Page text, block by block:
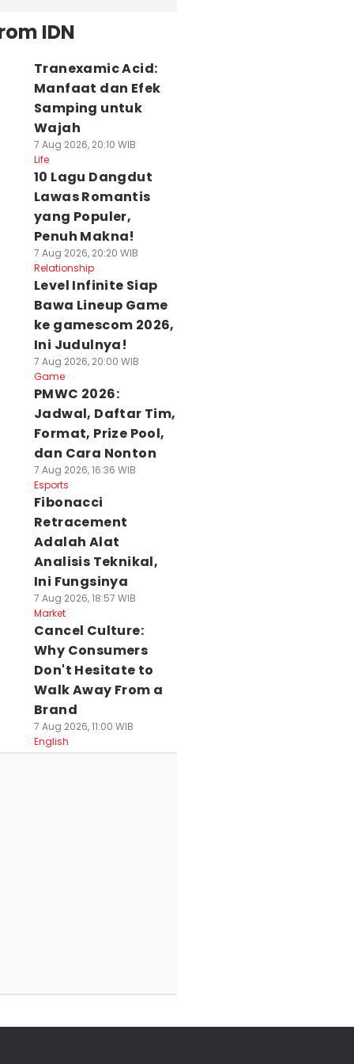
IDN
Tranexamic Acid:
Manfaat dan Efek
Samping untuk
Wajah
7 Aug 2026, 20:10 WIB
Life
10 Lagu Dangdut
Lawas Romantis
yang Populer,
Penuh Makna!
7 Aug 2026, 20:20 WIB
Relationship
Level Infinite Siap
Bawa Lineup Game
ke gamescom 2026,
Ini Judulnya!
7 Aug 2026, 20:00 WIB
Game
PMWC 2026:
Jadwal, Daftar Tim,
Format, Prize Pool,
dan Cara Nonton
7 Aug 2026, 16:36 WIB
Esports
Fibonacci
Retracement
Adalah Alat
Analisis Teknikal,
Ini Fungsinya
7 Aug 2026, 18:57 WIB
Market
Cancel Culture:
Why Consumers
Don't Hesitate to
Walk Away From a
Brand
7 Aug 2026, 11:00 WIB
English